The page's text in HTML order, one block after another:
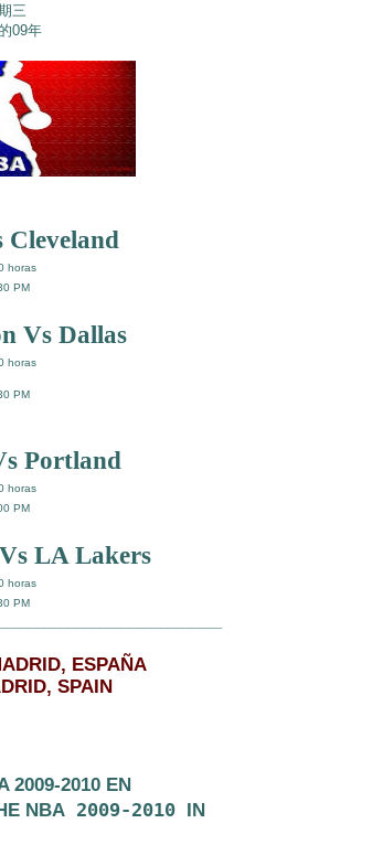
三
09年
Cleveland
horas
PM
Vs Dallas
horas
PM
Portland
horas
PM
LA Lakers
horas
PM
ESPAÑA
SPAIN
2009-2010 EN
NBA2009-2010 IN